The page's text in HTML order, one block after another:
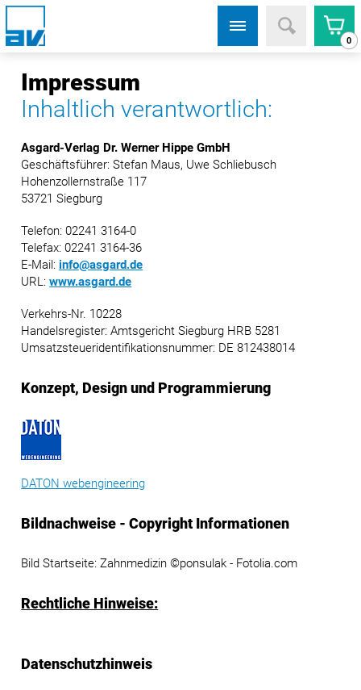
0
Impressum
Inhaltlich verantwortlich:
Asgard-Verlag Dr. Werner Hippe GmbH
Geschäftsführer: Stefan Maus, Uwe Schliebusch
Hohenzollernstraße 117
53721 Siegburg
Telefon: 02241 3164-0
Telefax: 02241 3164-36
E-Mail:info@asgard.de
URL:www.asgard.de
Verkehrs-Nr. 10228
Handelsregister: Amtsgericht Siegburg HRB 5281
Umsatzsteueridentifikationsnummer: DE 812438014
Konzept, Design und Programmierung
DATON webengineering
Bildnachweise - Copyright Informationen
Bild Startseite: Zahnmedizin ©ponsulak - Fotolia.com
Rechtliche Hinweise:
Datenschutzhinweis